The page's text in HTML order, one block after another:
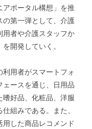
ポータル構想」を推
の第一弾として、介護
用者や介護スタッフか
開発していく。
利用者がスマートフォ
ェースを通じ、日用品
好品、化粧品、洋服
組みである。また、
した商品レコメンド